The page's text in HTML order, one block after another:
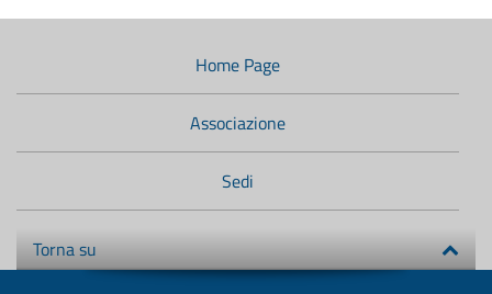
Home Page
Associazione
Sedi
Torna su